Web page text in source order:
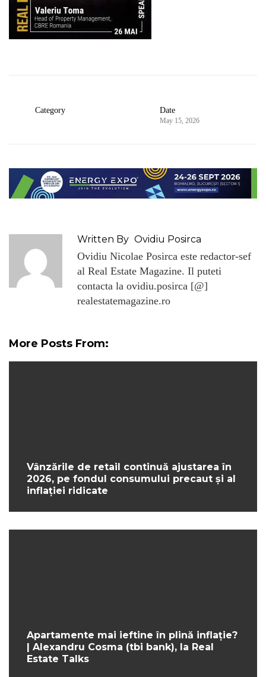
Category Date
May 15, 2026
Written By Ovidiu Posirca
Ovidiu Nicolae Posirca este redactor-sef
al Real Estate Magazine. Il puteti
contacta la ovidiu.posirca [@]
realestatemagazine.ro
More Posts From:
Vânzările de retail continuă ajustarea în
2026, pe fondul consumului precaut și al
inflației ridicate
Apartamente mai ieftine în plină inflație?
| Alexandru Cosma (tbi bank), la Real
Estate Talks